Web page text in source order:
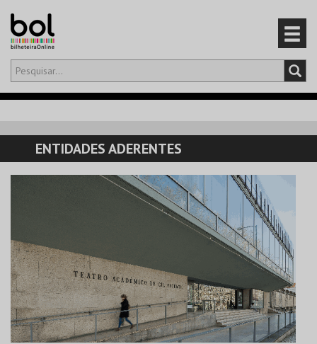
Olá,iniciar sessão
CARRINHO
EVENTOS
PRODUTOS
ENTIDADES ADERENTES